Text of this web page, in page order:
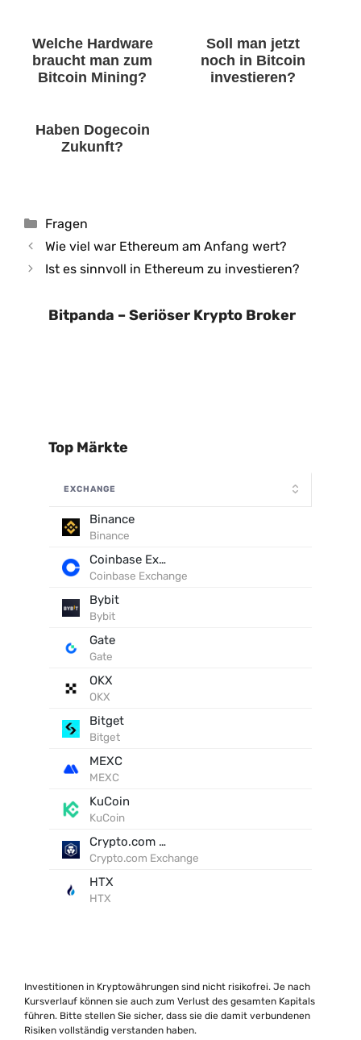
Welche Hardware
braucht man zum
Bitcoin Mining?
Soll man jetzt
noch in Bitcoin
investieren?
Haben Dogecoin
Zukunft?
Kategorien
Fragen
Wie viel war Ethereum am Anfang wert?
Ist es sinnvoll in Ethereum zu investieren?
Bitpanda – Seriöser Krypto Broker
Top Märkte
EXCHANGE
Binance
Binance
Coinbase Exchange
Coinbase Exchange
Bybit
Bybit
Gate
Gate
OKX
OKX
Bitget
Bitget
MEXC
MEXC
KuCoin
KuCoin
Crypto.com Exchange
Crypto.com Exchange
HTX
HTX
Investitionen in Kryptowährungen sind nicht risikofrei. Je nach
Kursverlauf können sie auch zum Verlust des gesamten Kapitals
führen. Bitte stellen Sie sicher, dass sie die damit verbundenen
Risiken vollständig verstanden haben.